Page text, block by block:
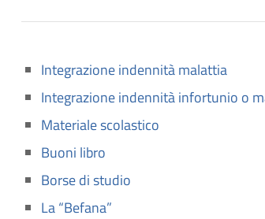
Integrazione indennità malattia
Integrazione indennità infortunio o
Materiale scolastico
Buoni libro
Borse di studio
La “Befana”